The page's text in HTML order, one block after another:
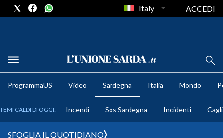
METEO
Italy ACCEDI
ProgrammaUS Video Sardegna Italia Mondo
TEMI CALDI DI OGGI: Incendi Sos Sardegna Incidenti
SFOGLIA IL QUOTIDIANO